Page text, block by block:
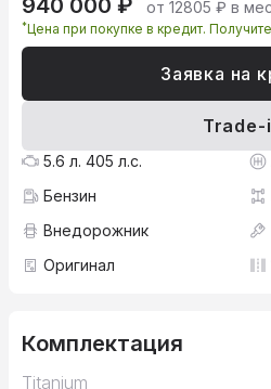
940 000 ₽ от 12805 ₽ в
*Цена при покупке в кредит.
Заявка на
Trade-
5.6 л. 405 л.с.
Бензин
Внедорожник
Оригинал
Комплектация
Titanium